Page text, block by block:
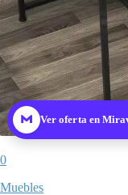
Ver oferta en
0
Muebles